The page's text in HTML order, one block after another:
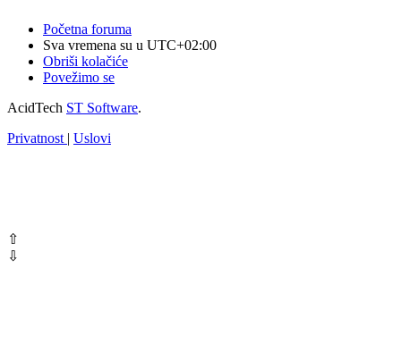
Početna foruma
Sva vremena su u UTC+02:00
Obriši kolačiće
Povežimo se
AcidTech ST Software.
Privatnost | Uslovi
⇧
⇩